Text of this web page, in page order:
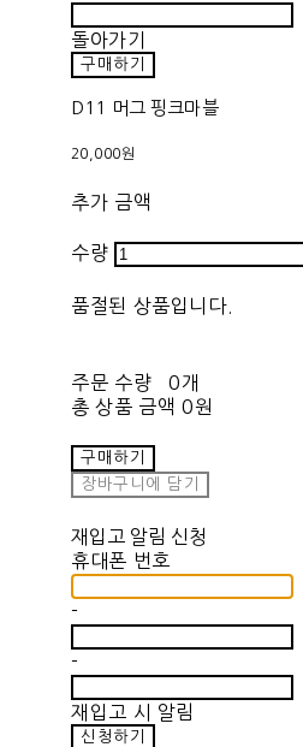
돌아가기
구매하기
D11 머그 핑크마블
20,000원
추가 금액
수량
품절된 상품입니다.
주문 수량
0개
총 상품 금액 0원
구매하기
장바구니에 담기
재입고 알림 신청
휴대폰 번호
-
-
재입고 시 알림
신청하기